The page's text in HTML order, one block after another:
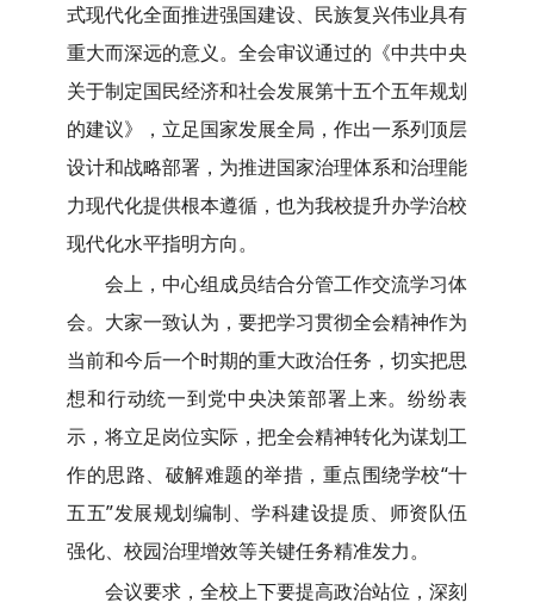
式现代化全面推进强国建设、民族复兴伟业具有
重大而深远的意义。全会审议通过的《中共中央
关于制定国民经济和社会发展第十五个五年规划
的建议》，立足国家发展全局，作出一系列顶层
设计和战略部署，为推进国家治理体系和治理能
力现代化提供根本遵循，也为我校提升办学治校
现代化水平指明方向。
会上，中心组成员结合分管工作交流学习体
会。大家一致认为，要把学习贯彻全会精神作为
当前和今后一个时期的重大政治任务，切实把思
想和行动统一到党中央决策部署上来。纷纷表
示，将立足岗位实际，把全会精神转化为谋划工
作的思路、破解难题的举措，重点围绕学校“十
五五”发展规划编制、学科建设提质、师资队伍
强化、校园治理增效等关键任务精准发力。
会议要求，全校上下要提高政治站位，深刻